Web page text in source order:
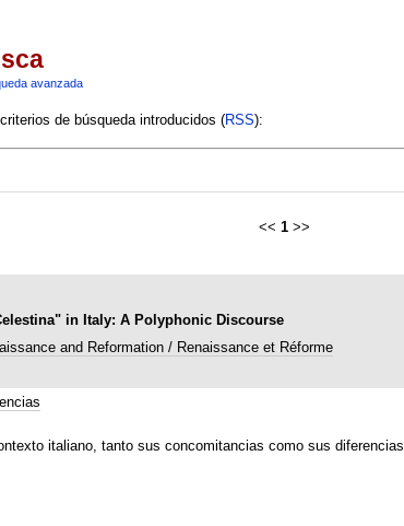
avanzada
de búsqueda introducidos (RSS):
<< 1 >>
in Italy: A Polyphonic Discourse
and Reformation / Renaissance et Réforme
italiano, tanto sus concomitancias como sus diferencias.